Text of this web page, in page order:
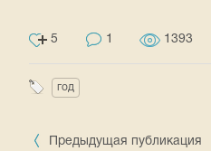
5 1 1393
год
Предыдущая публикация